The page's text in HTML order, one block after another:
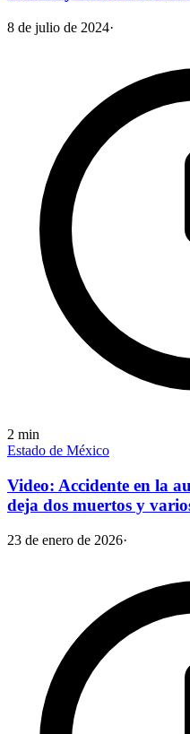
8 de julio de 2024·
2 min
Estado de México
Video: Accidente en la
deja dos muertos y
23 de enero de 2026·